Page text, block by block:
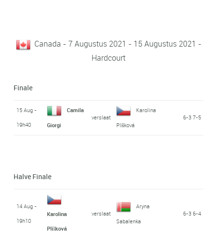
Canada - 7 Augustus 2021 - 15 Augustus 2021 -
Hardcourt
Finale
15 Aug -
19h40
Camila
Giorgi
verslaat
Karolina
Plíšková
6-3 7-5
Halve Finale
14 Aug -
19h10
Karolina
Plíšková
verslaat
Aryna
Sabalenka
6-3 6-4